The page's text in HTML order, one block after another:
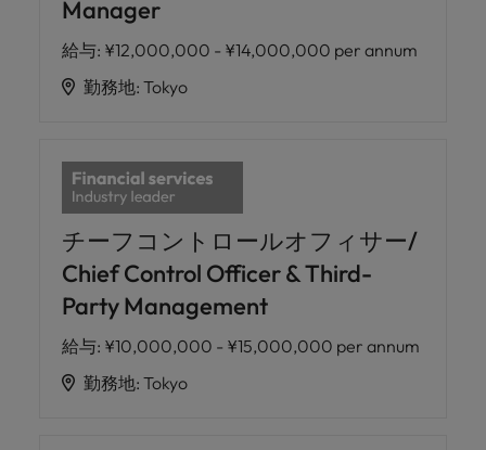
Manager
給与: ¥12,000,000 - ¥14,000,000 per annum
勤務地: Tokyo
チーフコントロールオフィサー/
Chief Control Officer & Third-
Party Management
給与: ¥10,000,000 - ¥15,000,000 per annum
勤務地: Tokyo